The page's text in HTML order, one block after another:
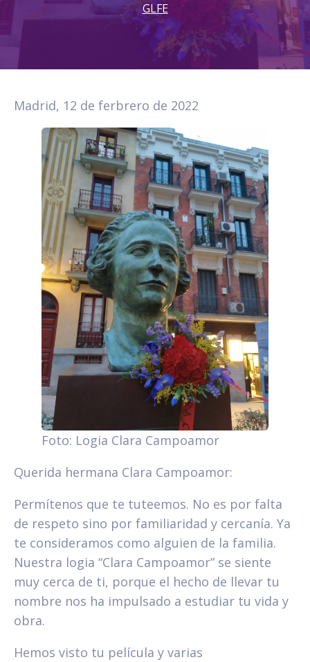
GLFE
Madrid, 12 de ferbrero de 2022
Foto: Logia Clara Campoamor
Querida hermana Clara Campoamor:
Permítenos que te tuteemos. No es por falta
de respeto sino por familiaridad y cercanía. Ya
te consideramos como alguien de la familia.
Nuestra logia “Clara Campoamor” se siente
muy cerca de ti, porque el hecho de llevar tu
nombre nos ha impulsado a estudiar tu vida y
obra.
Hemos visto tu película y varias